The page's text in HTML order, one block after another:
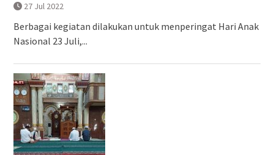
27 Jul 2022
Berbagai kegiatan dilakukan untuk menperingat Hari Anak
Nasional 23 Juli,...